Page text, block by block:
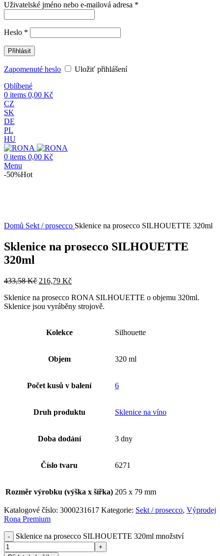
Uživatelské jméno nebo e-mailová adresa *
Heslo *
Přihlásit
Zapomenuté heslo
Uložiť přihlášení
Oblíbené
0 items 0,00 Kč
CZ
SK
DE
PL
HU
0 items 0,00 Kč
Menu
-50%Hot
Domů Sekt / prosecco Sklenice na prosecco SILHOUETTE 320ml
Sklenice na prosecco SILHOUETTE
320ml
433,58Kč 216,79 Kč
Sklenice na prosecco RONA SILHOUETTE o objemu 320ml.
Sklenice jsou vyráběny strojově.
Kolekce Silhouette
Objem 320 ml
Počet kusů v balení 6
Druh produktu Sklenice na víno
Doba dodání 3 dny
Číslo tvaru 6271
Rozměr výrobku (výška x šířka) 205 x 79 mm
Katalogové číslo: 3000231617 Kategorie: Sekt / prosecco, Výprodej
Rona Premium
Sklenice na prosecco SILHOUETTE 320ml množství